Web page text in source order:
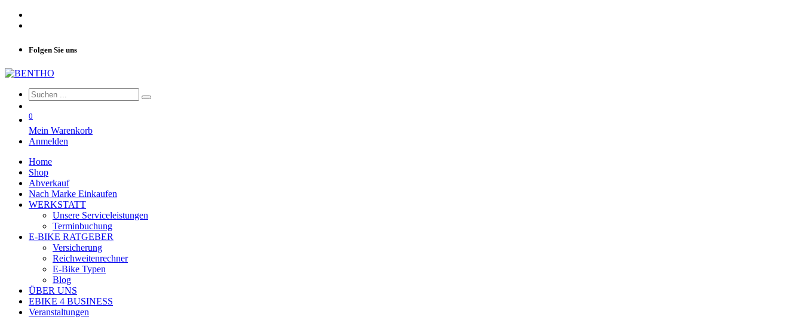
Folgen Sie uns
0
Mein Warenkorb
Anmelden
Home
Shop
Abverkauf
Nach Marke Einkaufen
WERKSTATT
Unsere Serviceleistungen
Terminbuchung
E-BIKE RATGEBER
Versicherung
Reichweitenrechner
E-Bike Typen
Blog
ÜBER UNS
EBIKE 4 BUSINESS
Veranstaltungen